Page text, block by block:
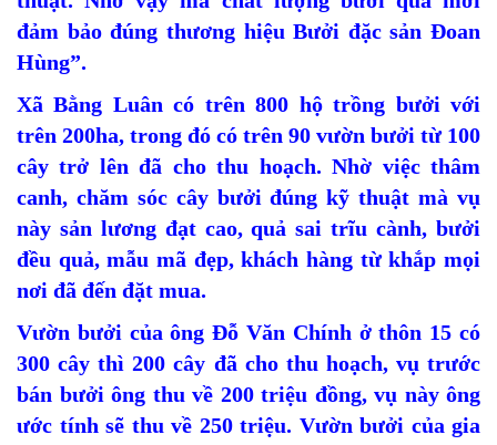
đảm bảo đúng thương hiệu Bưởi đặc sản Đoan
Hùng”.
Xã Bằng Luân có trên 800 hộ trồng bưởi với
trên 200ha, trong đó có trên 90 vườn bưởi từ 100
cây trở lên đã cho thu hoạch. Nhờ việc thâm
canh, chăm sóc cây bưởi đúng kỹ thuật mà vụ
này sản lương đạt cao, quả sai trĩu cành, bưởi
đều quả, mẫu mã đẹp, khách hàng từ khắp mọi
nơi đã đến đặt mua.
Vườn bưởi của ông Đỗ Văn Chính ở thôn 15 có
300 cây thì 200 cây đã cho thu hoạch, vụ trước
bán bưởi ông thu về 200 triệu đồng, vụ này ông
ước tính sẽ thu về 250 triệu. Vườn bưởi của gia